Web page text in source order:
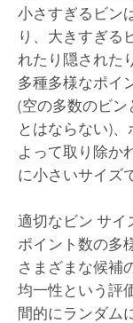
小さすぎるビン
り、大きすぎる
れたり隠された
多種多様なポイ
(空の多数のビ
とはならない)
よって取り除か
に小さいサイズ
適切なビン サイ
ポイント数の多
さまざまな候補
均一性という評
間的にランダム